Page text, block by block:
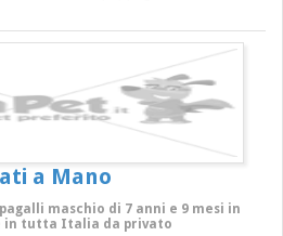
a Mano
maschio di 7 anni e 9 mesi in
in tutta Italia da privato